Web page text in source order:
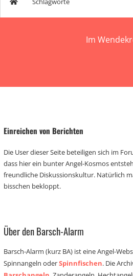
Im
Einreichen von Berichten
Die User dieser Seite beteiligen sich im
dass hier ein bunter Angel-Kosmos
freundliche Diskussionskultur. Natürlich
bisschen bekloppt.
Über den Barsch-Alarm
Barsch-Alarm (kurz BA) ist eine Angel-
Spinnangeln oderSpinnfischen. Die